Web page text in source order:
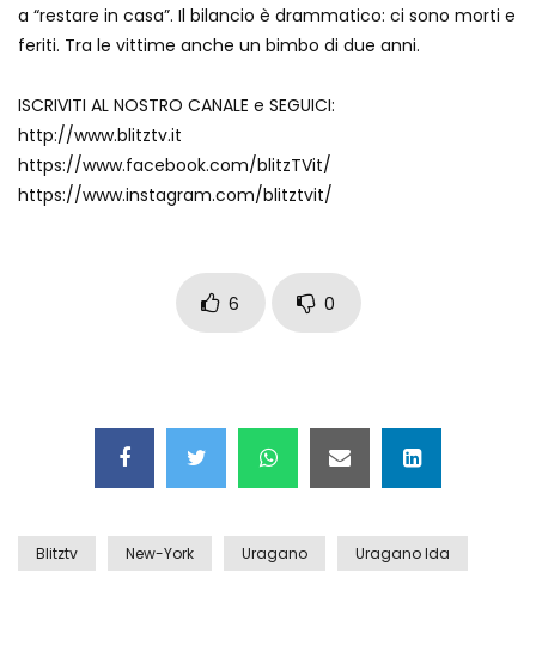
Due navi USA si scontrano in mare
Auto coperta dal letame dopo
incidente
automatico
a “restare in casa”. Il bilancio è drammatico: ci sono morti e
feriti. Tra le vittime anche un bimbo di due anni.
ISCRIVITI AL NOSTRO CANALE e SEGUICI:
http://www.blitztv.it
https://www.facebook.com/blitzTVit/
https://www.instagram.com/blitztvit/
6 0
Blitztv New-York Uragano Uragano Ida